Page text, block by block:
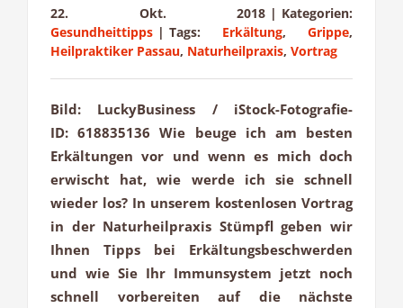
22. Okt. 2018 | Kategorien:
Gesundheittipps | Tags: Erkältung, Grippe,
Heilpraktiker Passau, Naturheilpraxis, Vortrag
Bild: LuckyBusiness / iStock-Fotografie-
ID: 618835136 Wie beuge ich am besten
Erkältungen vor und wenn es mich doch
erwischt hat, wie werde ich sie schnell
wieder los? In unserem kostenlosen Vortrag
in der Naturheilpraxis Stümpfl geben wir
Ihnen Tipps bei Erkältungsbeschwerden
und wie Sie Ihr Immunsystem jetzt noch
schnell vorbereiten auf die nächste